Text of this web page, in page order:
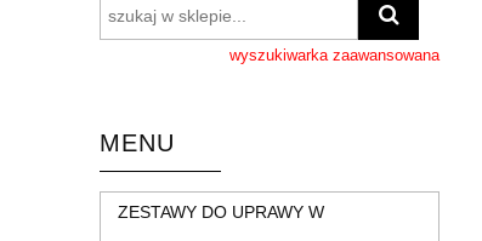
wyszukiwarka zaawansowana
MENU
ZESTAWY DO UPRAWY W